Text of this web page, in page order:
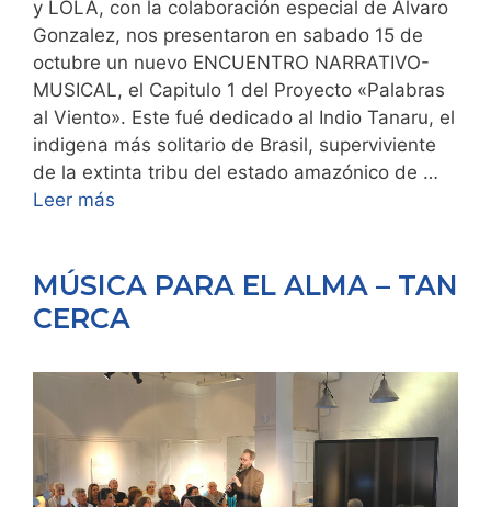
y LOLA, con la colaboración especial de Alvaro
Gonzalez, nos presentaron en sabado 15 de
octubre un nuevo ENCUENTRO NARRATIVO-
MUSICAL, el Capitulo 1 del Proyecto «Palabras
al Viento». Este fué dedicado al Indio Tanaru, el
indigena más solitario de Brasil, superviviente
de la extinta tribu del estado amazónico de …
Leer más
MÚSICA PARA EL ALMA – TAN
CERCA